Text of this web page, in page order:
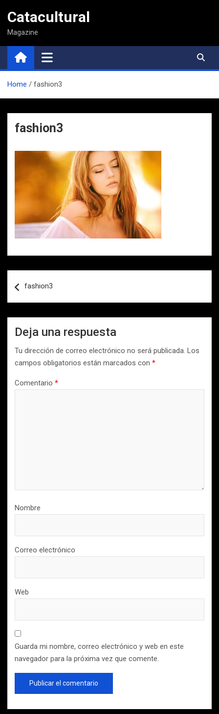
contenido
Catacultural
Magazine
Home fashion3
fashion3
de
fashion3
Deja una respuesta
Tu dirección de correo electrónico no será publicada. Los
campos obligatorios están marcados con *
Comentario *
Nombre
Correo electrónico
Web
Guarda mi nombre, correo electrónico y web en este
navegador para la próxima vez que comente.